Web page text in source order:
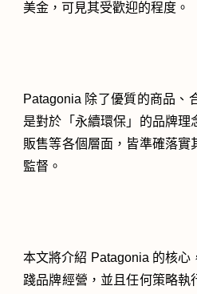
美金，可見其受歡迎的程度。
Patagonia 除了優質的商品、
是對於「永續環保」的品牌
販售等各個層面，皆準確落
監督。
本文將介紹 Patagonia 的核心
踐品牌經營，並且任何策略